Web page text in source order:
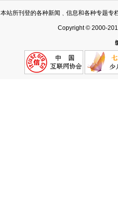
本站所刊登的各种新闻﹑信息和各种专题专
Copyright © 2000-